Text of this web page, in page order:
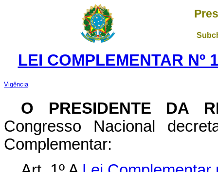
LEI COMPLEMENTAR Nº
Vigência
O PRESIDENTE DA
Congresso Nacional
Complementar: